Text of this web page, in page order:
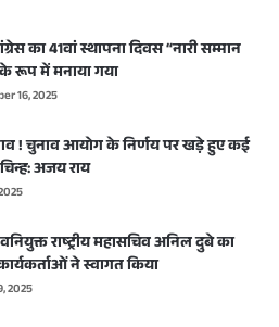
का 41वां स्थापना दिवस “नारी सम्मान
रूप में मनाया गया
16, 2025
! चुनाव आयोग के निर्णय पर खड़े हुए कई
अजय राय
राष्ट्रीय महासचिव अनिल दुबे का
ने स्वागत किया
2025